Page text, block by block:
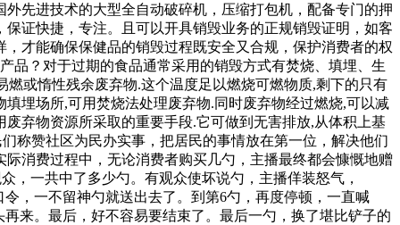
先进技术的大型全自动破碎机，压缩打包机，配备专门的押
证快捷，专注。且可以开具销毁业务的正规销毁证明，如客
才能确保保健品的销毁过程既安全又合规，保护消费者的权
品？对于过期的食品通常采用的销毁方式有焚烧、填埋、生
或惰性残余废弃物.这个温度足以燃烧可燃物质,剩下的只有
埋场所,可用焚烧法处理废弃物.同时废弃物经过燃烧,可以减
弃物资源所采取的重要手段.它可做到无害排放,从体积上基
赞社区为民办实事，把居民的事情放在第一位，解决他们
消费过程中，无论消费者购买几勺，主播最终都会慷慨地赠
，一共中了多少勺。有观众使坏说勺，主播佯装怒气，
，一不留神勺就送出去了。到第6勺，再度停顿，一直喊
来。最后，好不容易要结束了。最后一勺，换了堪比铲子的